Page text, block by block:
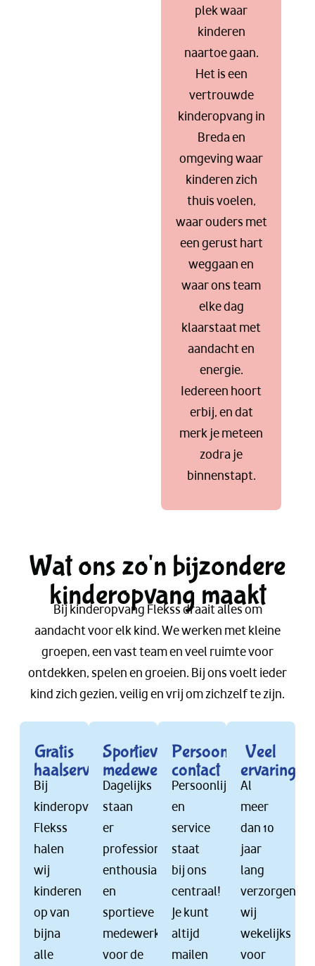
plek waar
kinderen
naartoe gaan.
Het is een
vertrouwde
kinderopvang in
Breda en
omgeving waar
kinderen zich
thuis voelen,
waar ouders met
een gerust hart
weggaan en
waar ons team
elke dag
klaarstaat met
aandacht en
energie.
Iedereen hoort
erbij, en dat
merk je meteen
zodra je
binnenstapt.
Wat ons zo'n bijzondere
kinderopvang maakt
Bij kinderopvang Flekss draait alles om
aandacht voor elk kind. We werken met kleine
groepen, een vast team en veel ruimte voor
ontdekken, spelen en groeien. Bij ons voelt ieder
kind zich gezien, veilig en vrij om zichzelf te zijn.
Gratis
haalservice
Bij
kinderopvang
Flekss
halen
wij
kinderen
op van
bijna
alle
Sportieve
medewerkers
Dagelijks
staan
er
professionele,
enthousiaste
en
sportieve
medewerkers
voor de
Persoonlijk
contact
Persoonlijkheid
en
service
staat
bij ons
centraal!
Je kunt
altijd
mailen
Veel
ervaring
Al
meer
dan 10
jaar
lang
verzorgen
wij
wekelijks
voor